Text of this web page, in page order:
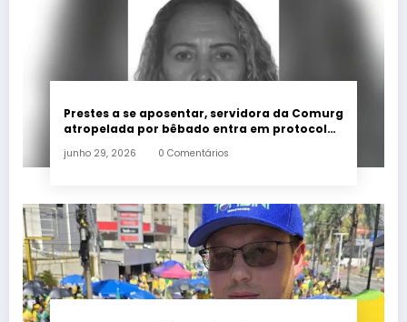
Prestes a se aposentar, servidora da Comurg
atropelada por bêbado entra em protocolo
junho 29, 2026 0 Comentários